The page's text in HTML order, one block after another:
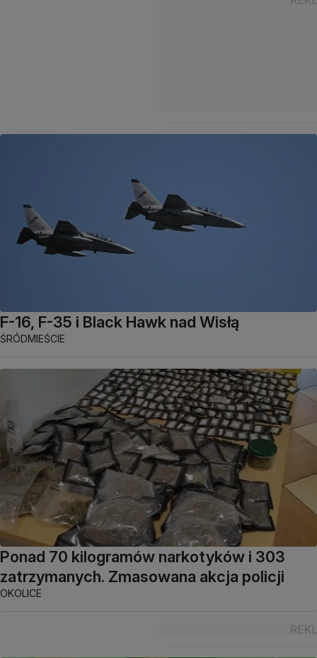
F-16, F-35 i Black Hawk nad Wisłą
ŚRÓDMIEŚCIE
Ponad 70 kilogramów narkotyków i 303
zatrzymanych. Zmasowana akcja policji
OKOLICE